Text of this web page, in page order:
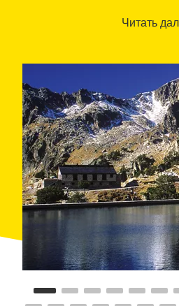
протяженности, с горными
достигающими три тысячи
Вдоль реки Сант-Николау до
Айгуэстортес (Aigüestortes),
выдры, которая является
Каталонии, но чьи
повстречать в заповеднике.
В парке обитают и другие
фауны, имеющие большую
ценность. Характер
меняется по мере
средиземноморские леса
пейзажами. Леса из ели и
альпийские луга и
местом обитания множества
Читать